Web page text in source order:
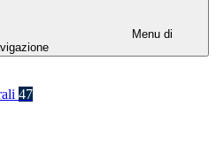
Menu di
47